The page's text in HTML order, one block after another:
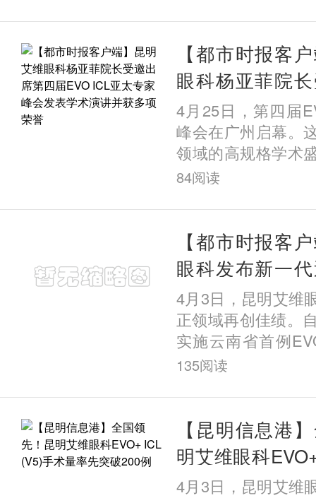
量临床案
【都市时报客
眼科杨亚菲院
届EVO ICL亚太
术演讲并获多项
4月25日，第四届
峰会在广州启幕。
领域的高规格学术
多个国家的顶尖专
明艾维眼科医院荣
术卓越成就奖”；
ICL手术量突破
五），荣膺“个人
例专家大奖”。更令
全英文主题演讲分
84阅读
【都市时报客
眼科发布新一
EVO+ICL（V5
果
4月3日，昆明艾维
正领域再创佳绩。
实施云南省首例
植入近视手术以来
破这一数量的眼科
沿技术，为何能在
城昆明实现规模化
访发现，答案藏在
院二十六年的深耕
135阅读
【昆明信息港
明艾维眼科
量率先突破200例
4月3日，昆明艾维